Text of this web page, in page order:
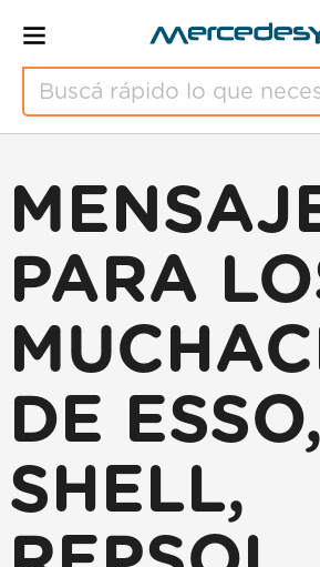
PARA
DE ESSO,
SHELL,